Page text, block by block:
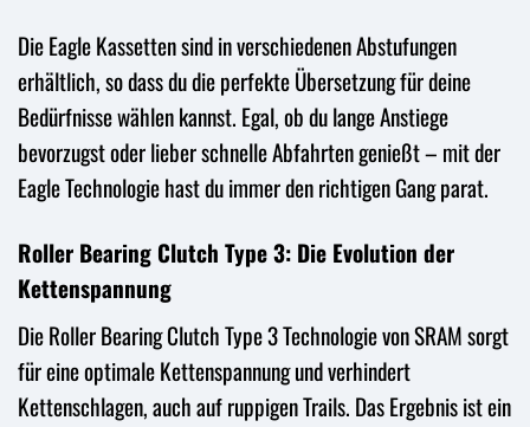
Die Eagle Kassetten sind in verschiedenen Abstufungen
erhältlich, so dass du die perfekte Übersetzung für deine
Bedürfnisse wählen kannst. Egal, ob du lange Anstiege
bevorzugst oder lieber schnelle Abfahrten genießt – mit der
Eagle Technologie hast du immer den richtigen Gang parat.
Roller Bearing Clutch Type 3: Die Evolution der
Kettenspannung
Die Roller Bearing Clutch Type 3 Technologie von SRAM sorgt
für eine optimale Kettenspannung und verhindert
Kettenschlagen, auch auf ruppigen Trails. Das Ergebnis ist ein